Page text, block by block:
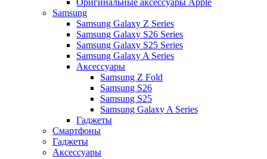
Оригинальные аксессуары Apple
Samsung
Samsung Galaxy Z Series
Samsung Galaxy S26 Series
Samsung Galaxy S25 Series
Samsung Galaxy A Series
Аксессуары
Samsung Z Fold
Samsung S26
Samsung S25
Samsung Galaxy A Series
Гаджеты
Смартфоны
Гаджеты
Аксессуары